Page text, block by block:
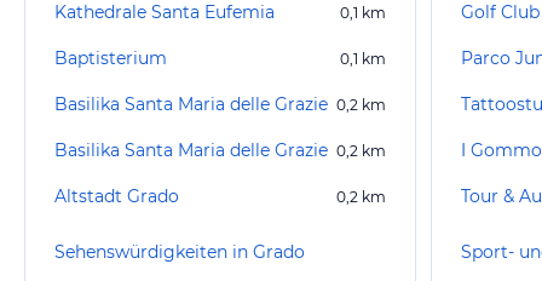
Kathedrale Santa Eufemia 0,1 km
Baptisterium 0,1 km
Basilika Santa Maria delle Grazie 0,2 km
Basilika Santa Maria delle Grazie 0,2 km
Altstadt Grado 0,2 km
Sehenswürdigkeiten in Grado
Golf
Parco
I
Tour &
Sport-